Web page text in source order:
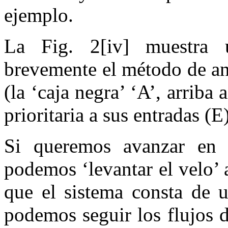
ejemplo.
La Fig. 2[iv] muestra
brevemente el método de
(la ‘caja negra’ ‘A’,
prioritaria a sus entradas
Si queremos avanzar
podemos ‘levantar el
que el sistema consta de
podemos seguir los flujos